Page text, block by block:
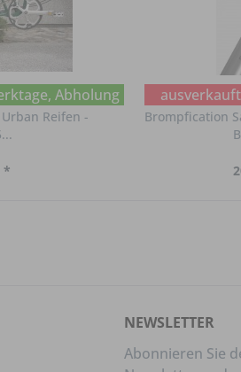
Abholung im Chat erfragen
Reifen -
*
Brompfication
NEWSLETTER
Abonnieren Sie